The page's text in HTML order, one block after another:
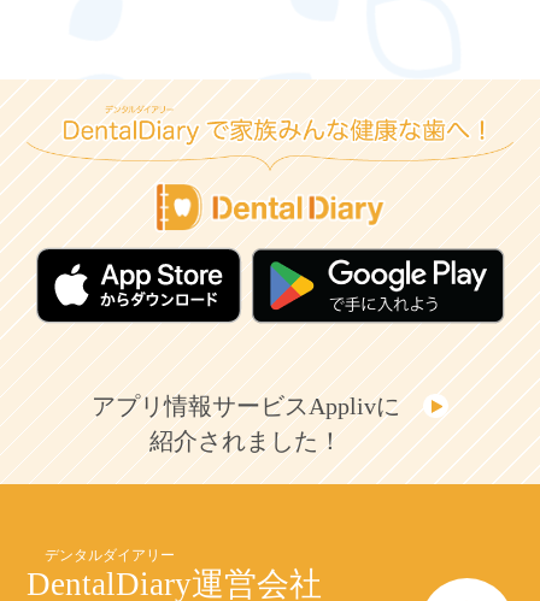
アプリ情報サービスApplivに
紹介されました！
DentalDiary運営会社